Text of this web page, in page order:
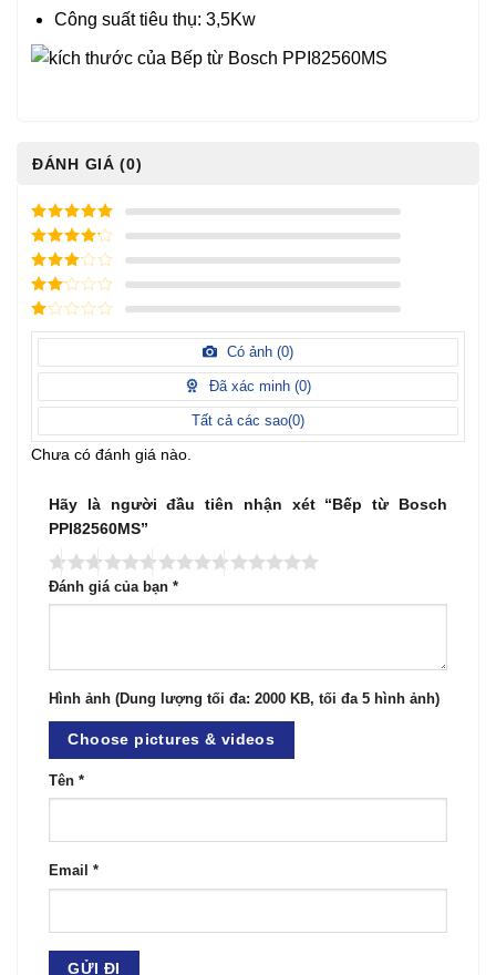
Công suất tiêu thụ: 3,5Kw
ĐÁNH GIÁ (0)
5/ 5 điểm
4/ 5
điểm
3/ 5
điểm
2/
điểm
1
điểm
Có ảnh (0)
Đã xác minh (0)
Tất cả các sao(0)
Chưa có đánh giá nào.
Hãy là người đầu tiên nhận xét “Bếp từ Bosch
PPI82560MS”
Đánh giá của bạn *
Hình ảnh (Dung lượng tối đa: 2000 KB, tối đa 5 hình ảnh)
Choose pictures & videos
Tên *
Email *